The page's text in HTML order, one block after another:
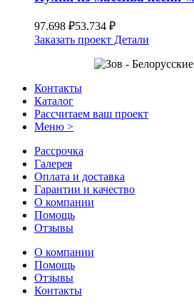
97.698 ₽53.734 ₽
Заказать проект Детали
Контакты
Каталог
Рассчитаем ваш проект
Меню >
Рассрочка
Галерея
Оплата и доставка
Гарантии и качество
О компании
Помощь
Отзывы
О компании
Помощь
Отзывы
Контакты